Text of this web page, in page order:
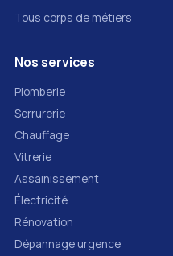
Tous corps de métiers
Nos services
Plomberie
Serrurerie
Chauffage
Vitrerie
Assainissement
Électricité
Rénovation
Dépannage urgence